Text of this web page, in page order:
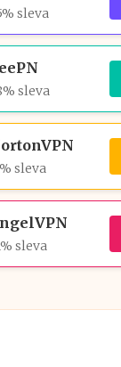
sleva
sleva
sleva
sleva